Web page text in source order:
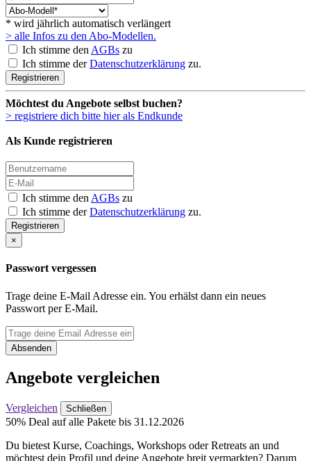
* wird jährlich automatisch verlängert
> alle Infos zu den Abo-Modellen.
Ich stimme den AGBs zu
Ich stimme derDatenschutzerklärung zu.
Registrieren
Möchtest du Angebote selbst buchen?
> registriere dich bitte hier als Endkunde
Als Kunde registrieren
Ich stimme den AGBs zu
Ich stimme derDatenschutzerklärung zu.
Registrieren
×
Passwort vergessen
Trage deine E-Mail Adresse ein. You erhälst dann ein neues
Passwort per E-Mail.
Absenden
Angebote vergleichen
Vergleichen Schließen
50% Deal auf alle Pakete bis 31.12.2026
Du bietest Kurse, Coachings, Workshops oder Retreats an und
möchtest dein Profil und deine Angebote breit vermarkten? Darum